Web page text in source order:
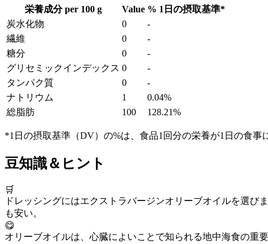
栄養成分 per 100 g Value % 1日の摂取基準*
炭水化物
0
-
繊維
0
-
糖分
0
-
グリセミックインデックス 0
-
タンパク質
0
-
ナトリウム
1
0.04%
総脂肪
100 128.21%
*1日の摂取基準（DV）の%は、食品1回分の栄養が1日の食事
豆知識＆ヒント
🛒
ドレッシングにはエクストラバージンオリーブオイルを選
も安い。
😋
オリーブオイルは、心臓によいことで知られる地中海食の重